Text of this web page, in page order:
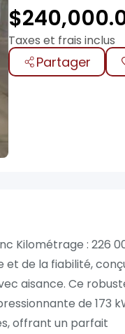
$
Taxes et frais inclus
Partager
Kilométrage : 226
et de la fiabilité,
aisance. Ce
de 173
offrant un parfait